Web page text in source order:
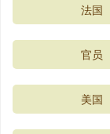
法国
官员
美国